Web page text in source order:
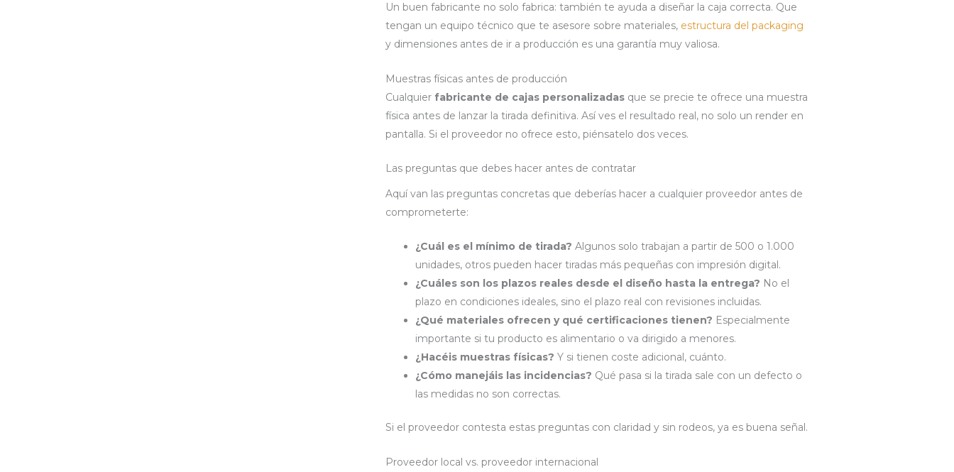
Un buen fabricante no solo fabrica: también te ayuda a diseñar la caja correcta. Que
tengan un equipo técnico que te asesore sobre materiales, estructura del packaging
y dimensiones antes de ir a producción es una garantía muy valiosa.
Muestras físicas antes de producción
Cualquier fabricante de cajas personalizadas que se precie te ofrece una muestra
física antes de lanzar la tirada definitiva. Así ves el resultado real, no solo un render en
pantalla. Si el proveedor no ofrece esto, piénsatelo dos veces.
Las preguntas que debes hacer antes de contratar
Aquí van las preguntas concretas que deberías hacer a cualquier proveedor antes de
comprometerte:
¿Cuál es el mínimo de tirada? Algunos solo trabajan a partir de 500 o 1.000
unidades, otros pueden hacer tiradas más pequeñas con impresión digital.
¿Cuáles son los plazos reales desde el diseño hasta la entrega? No el
plazo en condiciones ideales, sino el plazo real con revisiones incluidas.
¿Qué materiales ofrecen y qué certificaciones tienen? Especialmente
importante si tu producto es alimentario o va dirigido a menores.
¿Hacéis muestras físicas? Y si tienen coste adicional, cuánto.
¿Cómo manejáis las incidencias? Qué pasa si la tirada sale con un defecto o
las medidas no son correctas.
Si el proveedor contesta estas preguntas con claridad y sin rodeos, ya es buena señal.
Proveedor local vs. proveedor internacional